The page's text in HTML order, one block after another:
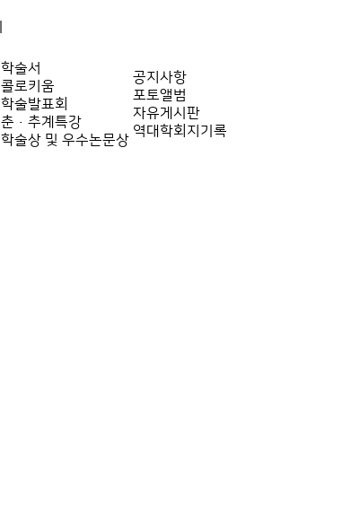
학술서
콜로키움
학술발표회
춘·추계특강
학술상 및 우수논문상
공지사항
포토앨범
자유게시판
역대학회지기록